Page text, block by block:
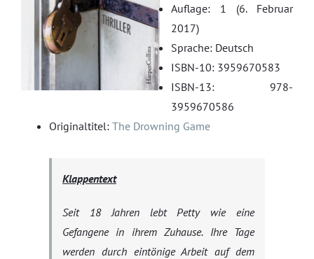
Auflage: 1 (6. Februar
2017)
Sprache: Deutsch
ISBN-10: 3959670583
ISBN-13: 978-
3959670586
Originaltitel: The Drowning Game
Klappentext
Seit 18 Jahren lebt Petty wie eine
Gefangene in ihrem Zuhause. Ihre Tage
werden durch eintönige Arbeit auf dem